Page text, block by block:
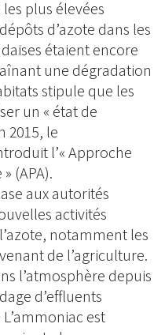
plus élevées
d’azote dans les
étaient encore
une dégradation
stipule que les
un « état de
2015, le
l’« Approche
(APA).
aux autorités
activités
notamment les
de l’agriculture.
l’atmosphère depuis
d’effluents
est